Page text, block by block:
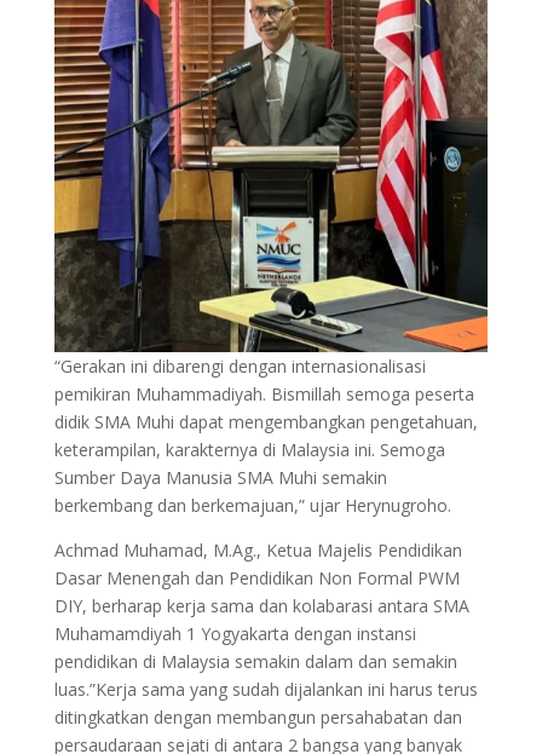
“Gerakan ini dibarengi dengan internasionalisasi
pemikiran Muhammadiyah. Bismillah semoga peserta
didik SMA Muhi dapat mengembangkan pengetahuan,
keterampilan, karakternya di Malaysia ini. Semoga
Sumber Daya Manusia SMA Muhi semakin
berkembang dan berkemajuan,” ujar Herynugroho.
Achmad Muhamad, M.Ag., Ketua Majelis Pendidikan
Dasar Menengah dan Pendidikan Non Formal PWM
DIY, berharap kerja sama dan kolabarasi antara SMA
Muhamamdiyah 1 Yogyakarta dengan instansi
pendidikan di Malaysia semakin dalam dan semakin
luas.”Kerja sama yang sudah dijalankan ini harus terus
ditingkatkan dengan membangun persahabatan dan
persaudaraan sejati di antara 2 bangsa yang banyak